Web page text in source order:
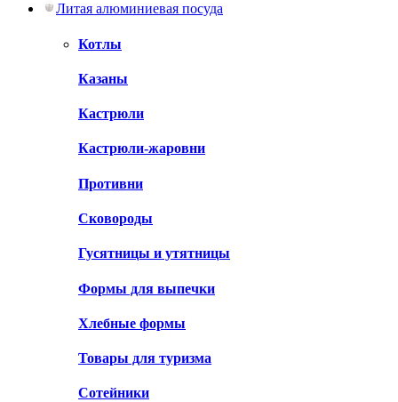
Литая алюминиевая посуда
Котлы
Казаны
Кастрюли
Кастрюли-жаровни
Противни
Сковороды
Гусятницы и утятницы
Формы для выпечки
Хлебные формы
Товары для туризма
Сотейники